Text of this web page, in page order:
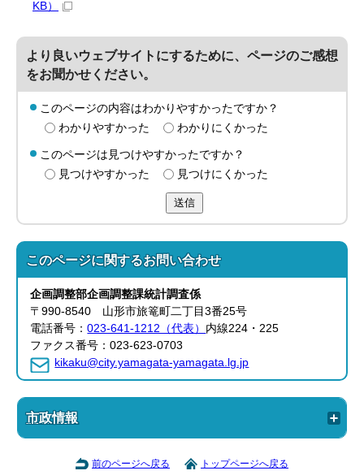
KB）
より良いウェブサイトにするために、ページのご感想
をお聞かせください。
このページの内容はわかりやすかったですか？
わかりやすかった
わかりにくかった
このページは見つけやすかったですか？
見つけやすかった
見つけにくかった
送信
このページに関するお問い合わせ
企画調整部企画調整課統計調査係
〒990-8540 山形市旅篭町二丁目3番25号
電話番号：023-641-1212（代表） 内線224・225
ファクス番号：023-623-0703
kikaku@city.yamagata-yamagata.lg.jp
市政情報
前のページへ戻る トップページへ戻る